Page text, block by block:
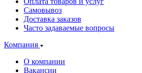
Самовывоз
Доставка заказов
Часто задаваемые вопросы
Компания
О компании
Вакансии